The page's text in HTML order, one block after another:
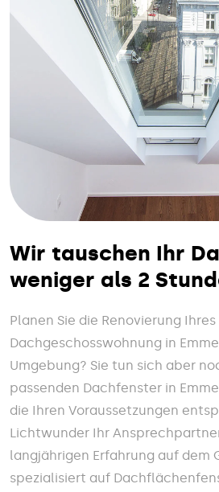
Wir tauschen Ihr
weniger als 2
Planen Sie die Renovierung
Dachgeschosswohnung in
Umgebung? Sie tun sich aber
passenden Dachfenster in
die Ihren Voraussetzungen
Lichtwunder Ihr
langjährigen Erfahrung auf dem
spezialisiert auf